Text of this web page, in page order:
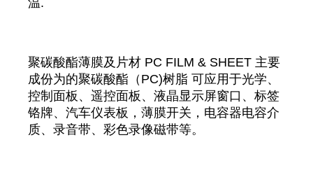
温.
聚碳酸酯薄膜及片材 PC FILM & SHEET 主要
成份为的聚碳酸酯（PC)树脂 可应用于光学、
控制面板、遥控面板、液晶显示屏窗口、标签
铬牌、汽车仪表板，薄膜开关，电容器电容介
质、录音带、彩色录像磁带等。